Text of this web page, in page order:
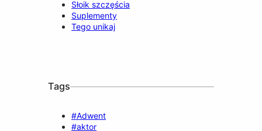
Słoik szczęścia
Suplementy
Tego unikaj
Tags
#Adwent
#aktor